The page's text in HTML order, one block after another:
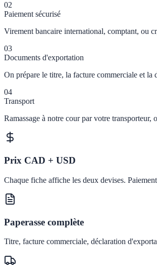
02
Paiement sécurisé
Virement bancaire international, comptant, ou
03
Documents d'exportation
On prépare le titre, la facture commerciale et
04
Transport
Ramassage à notre cour par votre
Prix CAD + USD
Chaque fiche affiche les deux devises.
Paperasse complète
Titre, facture commerciale, déclaration